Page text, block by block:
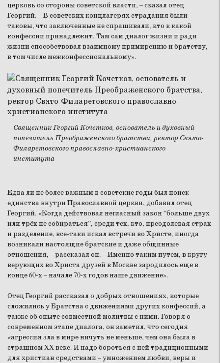
церковь со стороны советской власти, – сказал отец
Георгий. – В советских концлагерях страдания были
таковы, что заключенные не спрашивали, кто к какой
конфессии принадлежит. Там сам диалог жизни и ради
жизни способствовал взаимному примирению и братству,
в том числе межконфессиональному».
Священник Георгий Кочетков, основатель и духовный
попечитель Преображенского братства, ректор Свято-
Филаретовского православно-христианского
института
Едва ли не более важным в советские годы был поиск
единства внутри Православной церкви, добавил отец
Георгий. «Когда действовал негласный закон “больше двух
или трёх не собираться”, среди тех, кто, преодолевая страх
и разделение, все-таки искал встречи во Христе, иногда
возникали настоящие братские и даже общинные
отношения, – рассказал он. – Именно таким путем, в кругу
верующих во Христа друзей в Москве зародилось еще в
конце 60-х – начале 70-х годов наше движение».
Отец Георгий рассказал о добрых отношениях, которые
сложились у Братства с движениями других конфессий, а
также об опыте совместной молитвы с ними. Говоря о
современном этапе диалога, он заметил, что сегодня
«агрессия зла в мире ничуть не меньше, чем она была в
страшном XX веке. И надо бороться с ней традиционными
для христиан средствами – умножением любви, веры и